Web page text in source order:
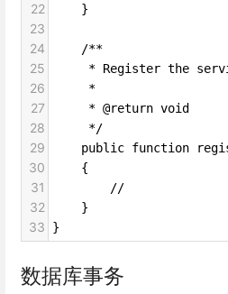
22
    }
23
24
    /**
25
* Register the
26
     *
27
     * @return void
28
     */
29
public function
30
    {
31
        //
32
    }
33 }
数据库事务